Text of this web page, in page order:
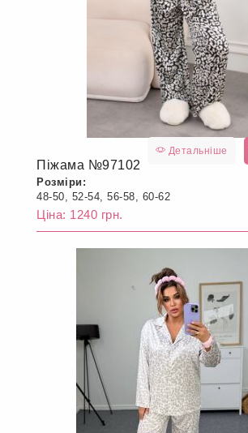
Детальніше
Піжама №97102
Розміри:
48-50, 52-54, 56-58, 60-62
Ціна: 1240 грн.